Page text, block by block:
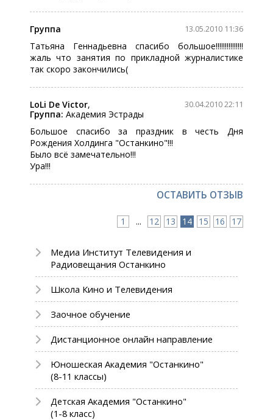
13.05.2010 11:36
Группа
Татьяна Геннадьевна спасибо большое!!!!!!!!!!!!!!!
жаль что занятия по прикладной журналистике
так скоро закончились(
30.04.2010 22:11
LoLi De Victor,
Группа: Академия Эстрады
Большое спасибо за праздник в честь Дня
Рождения Холдинга "Останкино"!!!
Было всё замечательно!!!
Ура!!!
ОСТАВИТЬ ОТЗЫВ
1 ... 12 13 14 15 16 17
Медиа Институт Телевидения и
Радиовещания Останкино
Школа Кино и Телевидения
Заочное обучение
Дистанционное онлайн направление
Юношеская Академия "Останкино"
(8-11 классы)
Детская Академия "Останкино"
(1-8 класс)